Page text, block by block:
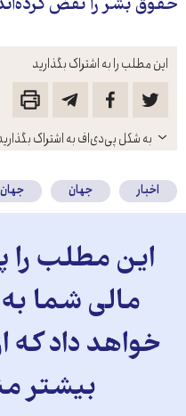
این مطلب را به اشتراک بگذارید
باز
کنید
به شکل پی‌دی‌اف به اشتراک
حقوق بشر را نقض
اخبار جهان جهان
این مطلب
مالی شما به
خواهد داد که
بیشتر